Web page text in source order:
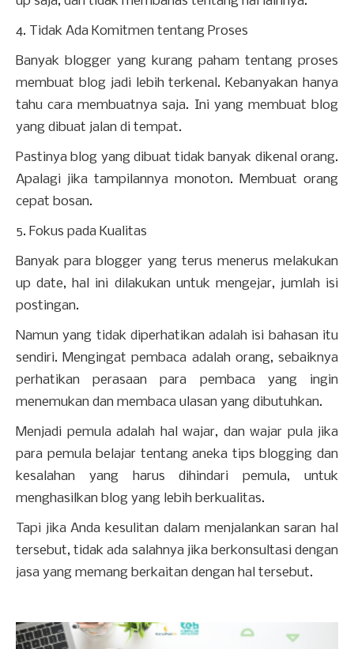
4. Tidak Ada Komitmen tentang Proses
Banyak blogger yang kurang paham tentang proses
membuat blog jadi lebih terkenal. Kebanyakan hanya
tahu cara membuatnya saja. Ini yang membuat blog
yang dibuat jalan di tempat.
Pastinya blog yang dibuat tidak banyak dikenal orang.
Apalagi jika tampilannya monoton. Membuat orang
cepat bosan.
5. Fokus pada Kualitas
Banyak para blogger yang terus menerus melakukan
up date, hal ini dilakukan untuk mengejar, jumlah isi
postingan.
Namun yang tidak diperhatikan adalah isi bahasan itu
sendiri. Mengingat pembaca adalah orang, sebaiknya
perhatikan perasaan para pembaca yang ingin
menemukan dan membaca ulasan yang dibutuhkan.
Menjadi pemula adalah hal wajar, dan wajar pula jika
para pemula belajar tentang aneka tips blogging dan
kesalahan yang harus dihindari pemula, untuk
menghasilkan blog yang lebih berkualitas.
Tapi jika Anda kesulitan dalam menjalankan saran hal
tersebut, tidak ada salahnya jika berkonsultasi dengan
jasa yang memang berkaitan dengan hal tersebut.